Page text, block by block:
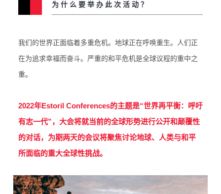
为什么要举办此次活动？
我们的世界正面临着多重危机。地球正在呼唤重生。人们正
在为追求幸福而奋斗。严重的和平危机是全球议程的重中之
重。
2022年Estoril Conferences的主题是“世界再平衡：呼吁
有志一代”，大会将就当前的全球形势进行公开和颠覆性
的对话，为期两天的会议将聚焦讨论地球、人类与和平
所面临的重大全球性挑战。